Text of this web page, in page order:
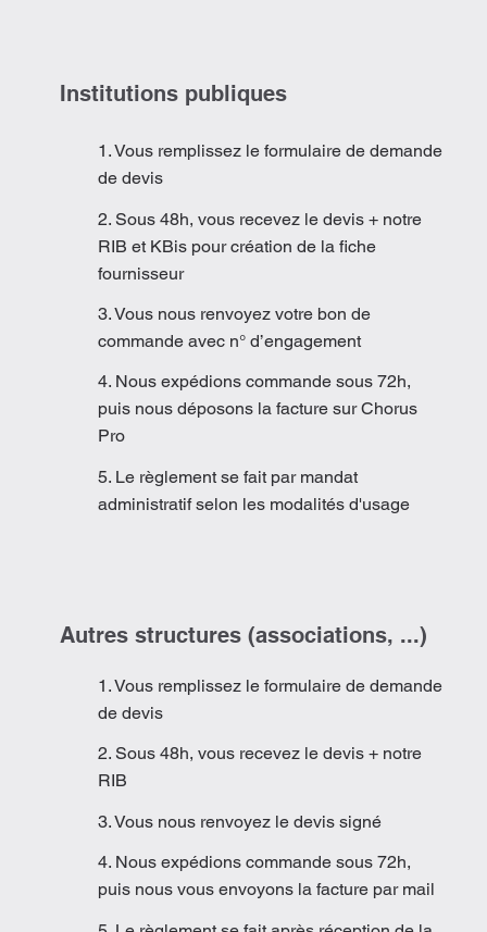
Institutions publiques
1. Vous remplissez le formulaire de demande
de devis
2. Sous 48h, vous recevez le devis + notre
RIB et KBis pour création de la fiche
fournisseur
3. Vous nous renvoyez votre bon de
commande avec n° d’engagement
4. Nous expédions commande sous 72h,
puis nous déposons la facture sur Chorus
Pro
5. Le règlement se fait par mandat
administratif selon les modalités d'usage
Autres structures (associations, ...)
1. Vous remplissez le formulaire de demande
de devis
2. Sous 48h, vous recevez le devis + notre
RIB
3. Vous nous renvoyez le devis signé
4. Nous expédions commande sous 72h,
puis nous vous envoyons la facture par mail